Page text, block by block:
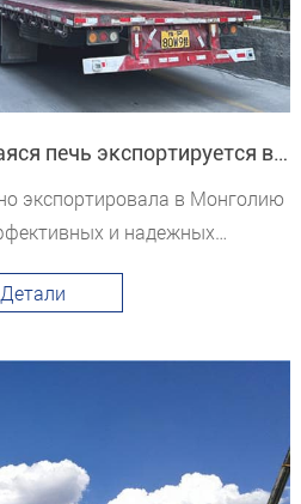
Цементная вращающаяся печь экспортируется в Монголию
экспортировала в Монголию
и надежных
Детали